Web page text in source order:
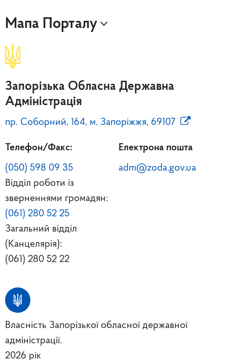
Мапа Порталу
Запорізька Обласна Державна
Адміністрація
пр. Соборний, 164, м. Запоріжжя, 69107
Телефон/Факс:
(050) 598 09 35
Відділ роботи із
зверненнями громадян:
(061) 280 52 25
Загальний відділ
(Канцелярія):
(061) 280 52 22
Електрона пошта
adm@zoda.gov.ua
Власність Запорізької обласної державної
адміністрації.
2026 рік